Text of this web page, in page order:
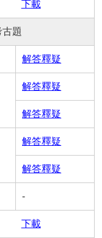
下載
題
解答釋疑
解答釋疑
解答釋疑
解答釋疑
解答釋疑
-
下載